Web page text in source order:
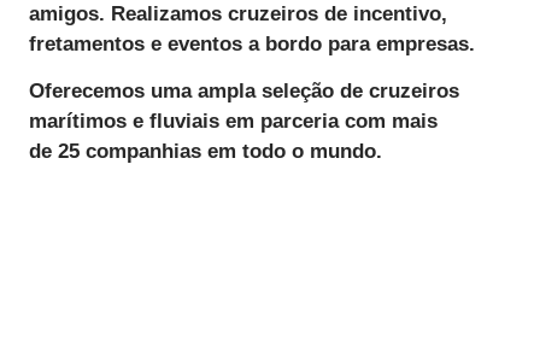
amigos. Realizamos cruzeiros de incentivo,
fretamentos e eventos a bordo para empresas.
Oferecemos uma ampla seleção de cruzeiros
marítimos e fluviais em parceria com mais
de 25 companhias em todo o mundo.